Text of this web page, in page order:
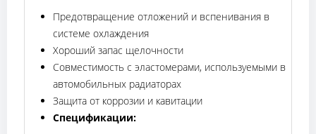
Предотвращение отложений и вспенивания в
системе охлаждения
Хороший запас щелочности
Совместимость с эластомерами, используемыми в
автомобильных радиаторах
Защита от коррозии и кавитации
Спецификации: